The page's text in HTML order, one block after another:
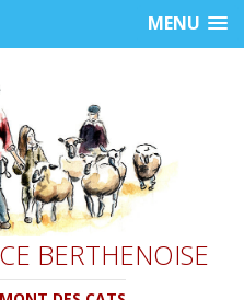
MENU
BERTHENOISE